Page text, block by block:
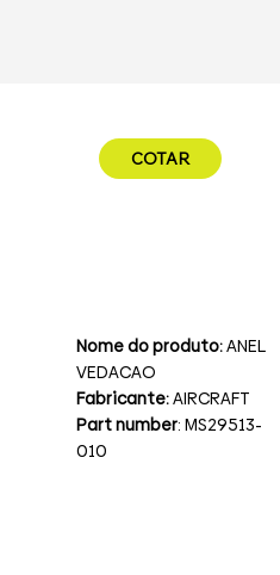
COTAR
Nome do produto:ANEL
VEDACAO
Fabricante:AIRCRAFT
Part number: MS29513-
010